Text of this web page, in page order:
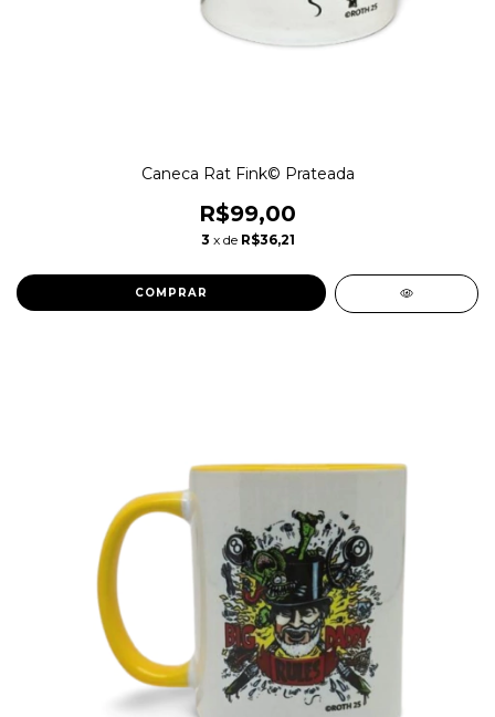
Caneca Rat Fink© Prateada
R$99,00
3 x de R$36,21